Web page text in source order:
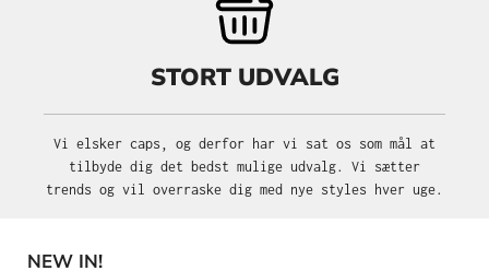
STORT UDVALG
Vi elsker caps, og derfor har vi sat os som mål at
tilbyde dig det bedst mulige udvalg. Vi sætter
trends og vil overraske dig med nye styles hver uge.
Spring produktgalleriet over
NEW IN!